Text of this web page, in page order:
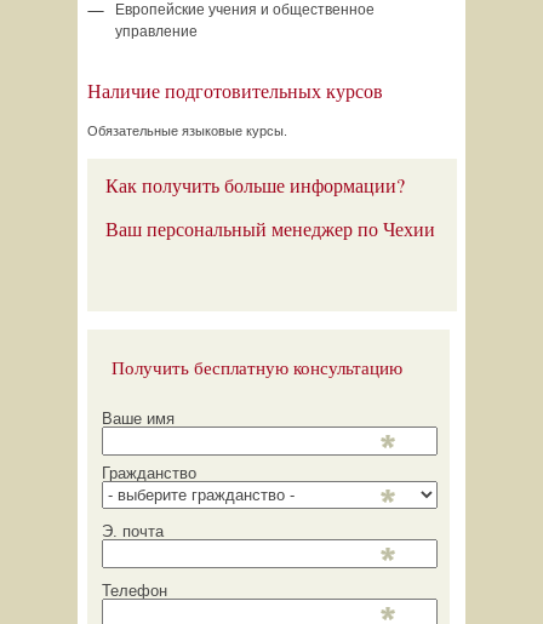
Европейские учения и общественное
управление
Наличие подготовительных курсов
Обязательные языковые курсы.
Как получить больше информации?
Ваш персональный менеджер по Чехии
Получить бесплатную консультацию
Ваше имя
Гражданство
Э. почта
Телефон